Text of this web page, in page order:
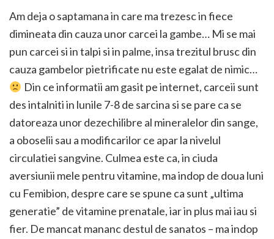
Am deja o saptamana in care ma trezesc in fiece
dimineata din cauza unor carcei la gambe… Mi se mai
pun carcei si in talpi si in palme, insa trezitul brusc din
cauza gambelor pietrificate nu este egalat de nimic…
Din ce informatii am gasit pe internet, carceii sunt
des intalniti in lunile 7-8 de sarcina si se pare ca se
datoreaza unor dezechilibre al mineralelor din sange,
a oboselii sau a modificarilor ce apar la nivelul
circulatiei sangvine. Culmea este ca, in ciuda
aversiunii mele pentru vitamine, ma indop de doua luni
cu Femibion, despre care se spune ca sunt „ultima
generatie” de vitamine prenatale, iar in plus mai iau si
fier. De mancat mananc destul de sanatos – ma indop